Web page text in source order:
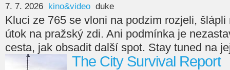
7. 7. 2026 kino&video duke
Kluci ze 765 se vloni na podzim rozjeli,
útok na pražský zdi. Ani podmínka je
cesta, jak obsadit další spot. Stay tuned na
The City Survival Report